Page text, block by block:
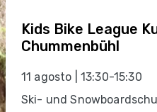
Kids Bike League
Chummenbühl
11 agosto | 13:30-15:30
Ski- und